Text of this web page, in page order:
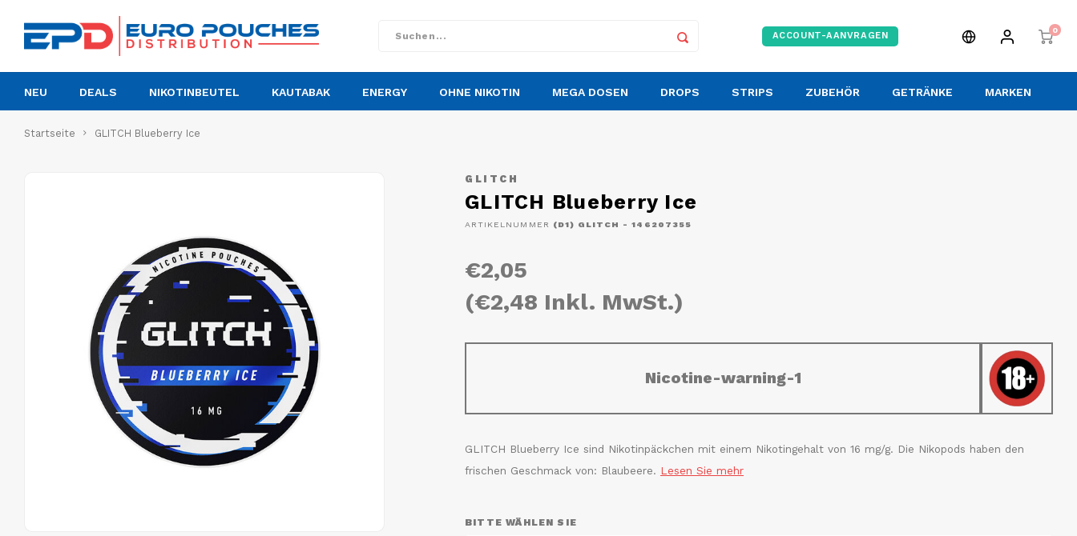
ACCOUNT-AANVRAGEN
0
NEU DEALS NIKOTINBEUTEL KAUTABAK ENERGY OHNE NIKOTIN MEGA DOSEN DROPS STRIPS ZUBEHÖR GETRÄNKE MARKEN
Startseite GLITCH Blueberry Ice
GLITCH
GLITCH Blueberry Ice
ARTIKELNUMMER (D1) GLITCH - 146207355
€2,05
(€2,48 Inkl. MwSt.)
Nicotine-warning-1
GLITCH Blueberry Ice sind Nikotinpäckchen mit einem Nikotingehalt von 16 mg/g. Die Nikopods haben den
frischen Geschmack von: Blaubeere. Lesen Sie mehr
BITTE WÄHLEN SIE